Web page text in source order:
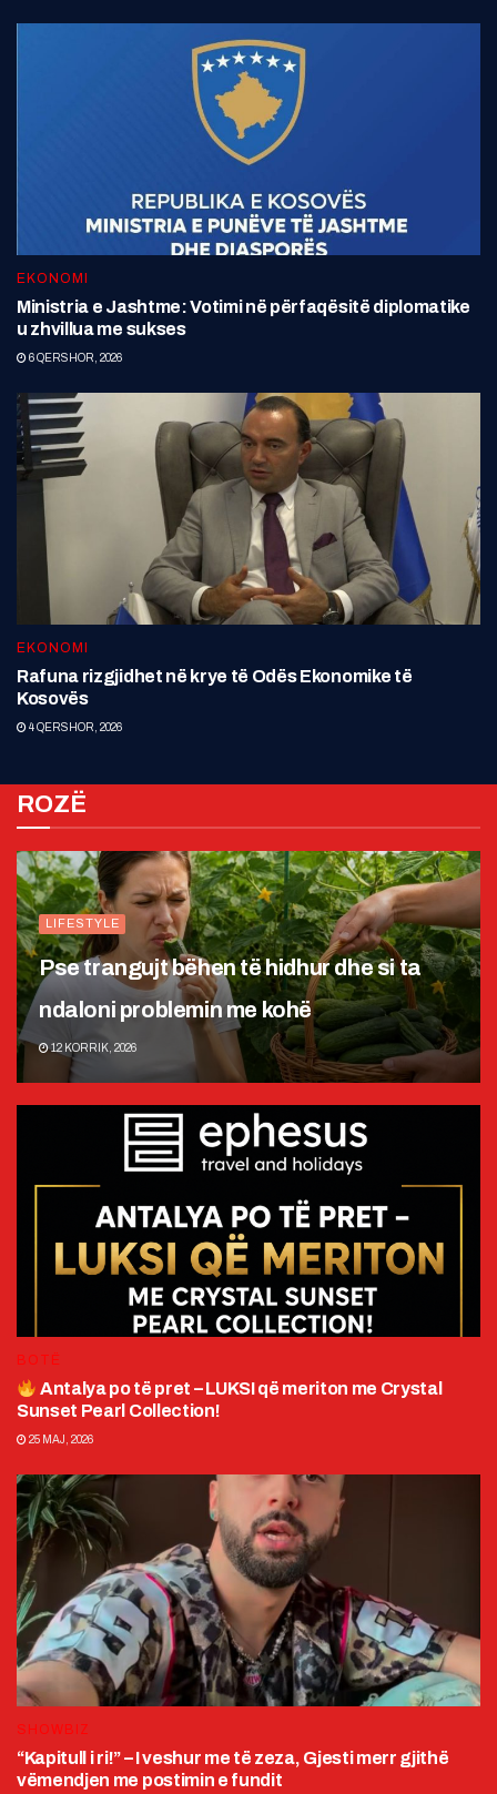
EKONOMI
Ministria e Jashtme: Votimi në përfaqësitë diplomatike
u zhvillua me sukses
6 QERSHOR, 2026
EKONOMI
Rafuna rizgjidhet në krye të Odës Ekonomike të
Kosovës
4 QERSHOR, 2026
ROZË
LIFESTYLE
Pse trangujt bëhen të hidhur dhe si ta
ndaloni problemin me kohë
12 KORRIK, 2026
BOTË
Antalya po të pret – LUKSI që meriton me Crystal
Sunset Pearl Collection!
25 MAJ, 2026
SHOWBIZ
“Kapitull i ri!” – I veshur me të zeza, Gjesti merr gjithë
vëmendjen me postimin e fundit